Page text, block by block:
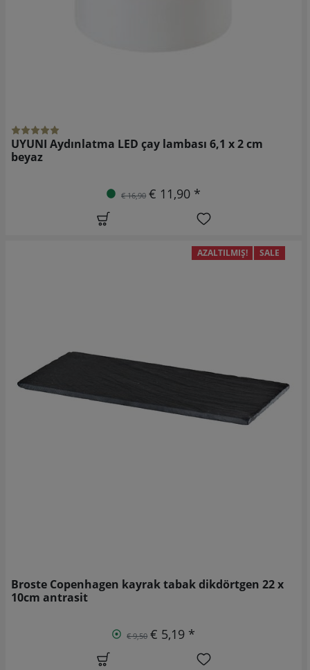
UYUNI Aydınlatma LED çay lambası 6,1 x 2 cm
beyaz
€ 16,90 € 11,90 *
AZALTILMIŞ! SALE
Broste Copenhagen kayrak tabak dikdörtgen 22 x
10cm antrasit
€ 9,50 € 5,19 *